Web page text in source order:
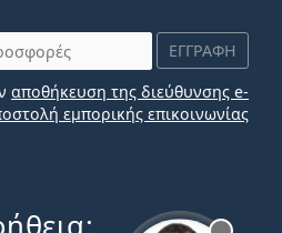
ΕΓΓΡΑΦΗ
αποθήκευση της διεύθυνσης e-
εμπορικής επικοινωνίας